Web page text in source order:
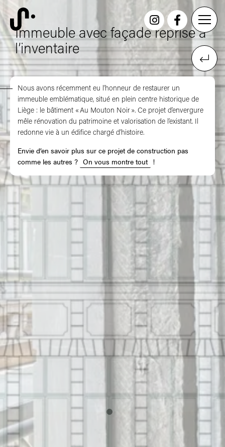
Immeuble avec façade reprise à
l’inventaire
Nous avons récemment eu l’honneur de restaurer un
immeuble emblématique, situé en plein centre historique de
Liège : le bâtiment « Au Mouton Noir ». Ce projet d’envergure
mêle rénovation du patrimoine et valorisation de l’existant. Il
redonne vie à un édifice chargé d’histoire.
Envie d’en savoir plus sur ce projet de construction pas
comme les autres ?
On vous montre tout !